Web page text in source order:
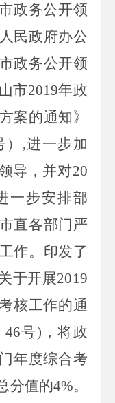
政务公开领
民政府办公
政务公开领
市2019年政
案的通知》
） ,进一步加
导，并对20
一步安排部
直各部门严
作。印发了
于开展2019
核工作的通
46号) ，将政
年度综合考
分值的4%。